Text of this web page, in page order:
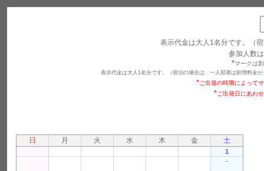
表示代金は大人1名分です。（
参加人数は
*マークは
表示代金は大人1名分です。（宿泊の場合は、一人部屋は割増料金
*ご出発の時期によって
*ご出発日にあわ
日 月 火 水 木 金 土
1
-